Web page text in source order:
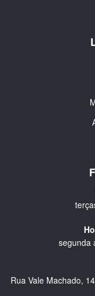
segunda
Rua Vale Machado,